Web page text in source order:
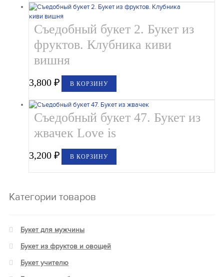
Съедобный букет 2. Букет из
фруктов. Клубника киви
вишня
3,800₽ В КОРЗИНУ
Съедобный букет 47. Букет из
жвачек Love is
3,200₽ В КОРЗИНУ
Категории товаров
Букет для мужчины
Букет из фруктов и овощей
Букет учителю